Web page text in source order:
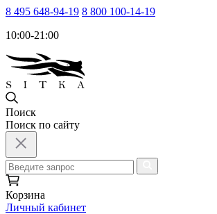
8 495 648-94-19 8 800 100-14-19
10:00-21:00
Поиск
Поиск по сайту
Корзина
Личный кабинет